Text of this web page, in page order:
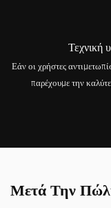
Τεχνική
Εάν οι χρήστες
παρέχουμε την
Μετά Την